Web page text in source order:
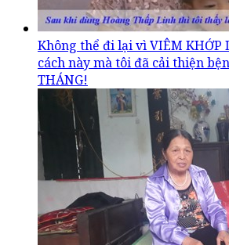
Không thể đi lại vì VIÊM KHỚP
cách này mà tôi đã cải thiện
THÁNG!